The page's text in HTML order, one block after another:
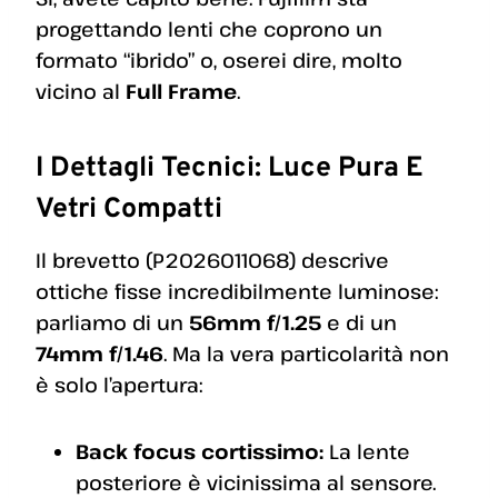
progettando lenti che coprono un
formato “ibrido” o, oserei dire, molto
vicino al Full Frame.
I Dettagli Tecnici: Luce Pura E
Vetri Compatti
Il brevetto (P2026011068) descrive
ottiche fisse incredibilmente luminose:
parliamo di un 56mm f/1.25 e di un
74mm f/1.46. Ma la vera particolarità non
è solo l’apertura:
Back focus cortissimo: La lente
posteriore è vicinissima al sensore.